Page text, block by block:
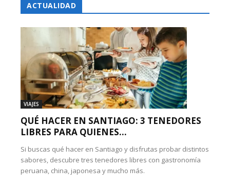
ACTUALIDAD
VIAJES
QUÉ HACER EN SANTIAGO: 3 TENEDORES
LIBRES PARA QUIENES...
Si buscas qué hacer en Santiago y disfrutas probar distintos
sabores, descubre tres tenedores libres con gastronomía
peruana, china, japonesa y mucho más.